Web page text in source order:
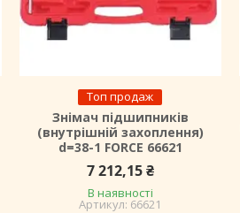
Топ продаж
Знімач підшипників
(внутрішній захоплення)
d=38-1 FORCE 66621
7 212,15 ₴
В наявності
66621